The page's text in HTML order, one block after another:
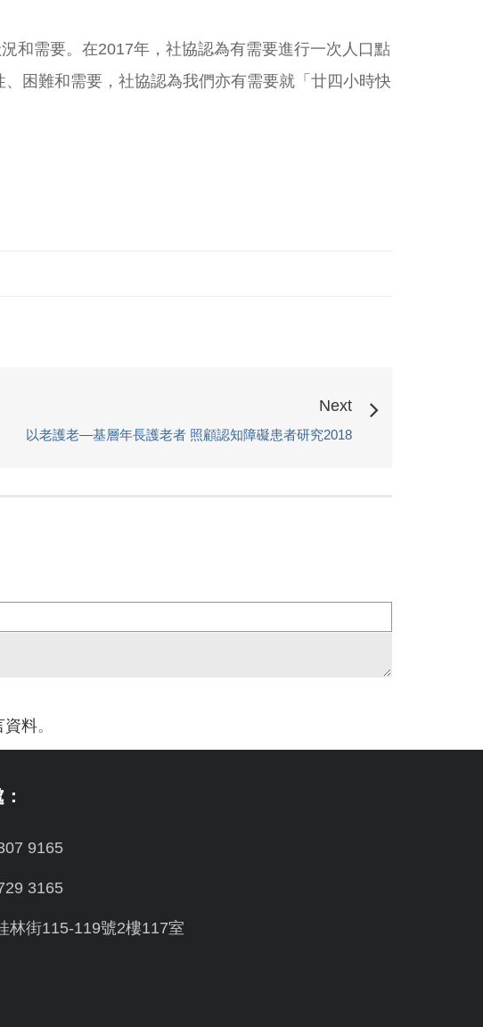
和需要。在2017年，社協認為有需要進行一次人口點
困難和需要，社協認為我們亦有需要就「廿四小時快
Next
以老護老—基層年長護老者 照顧認知障礙患者研究2018
資料。
9165
3165
林街115-119號2樓117室